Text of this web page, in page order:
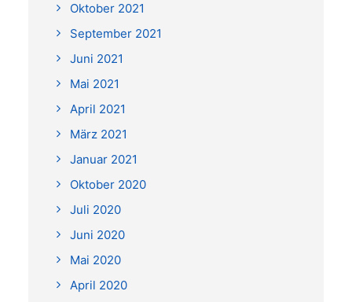
Oktober 2021
September 2021
Juni 2021
Mai 2021
April 2021
März 2021
Januar 2021
Oktober 2020
Juli 2020
Juni 2020
Mai 2020
April 2020